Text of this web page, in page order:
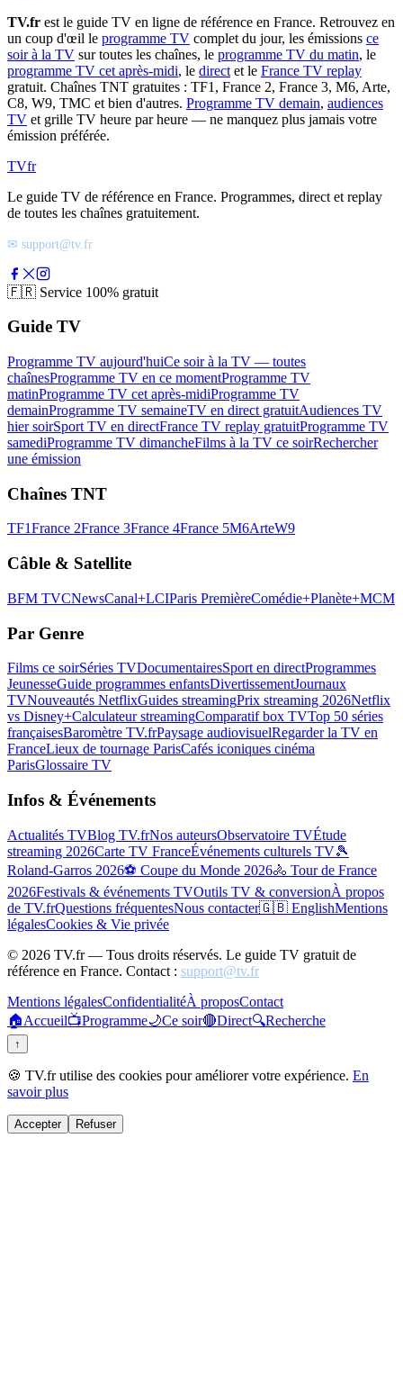
TV.fr est le guide TV en ligne de référence en France. Retrouvez en
un coup d'œil le programme TV complet du jour, les émissions ce
soir à la TV sur toutes les chaînes, le programme TV du matin, le
programme TV cet après-midi, le direct et le France TV replay
gratuit. Chaînes TNT gratuites : TF1, France 2, France 3, M6, Arte,
C8, W9, TMC et bien d'autres. Programme TV demain, audiences
TV et grille TV heure par heure — ne manquez plus jamais votre
émission préférée.
TVfr
Le guide TV de référence en France. Programmes, direct et replay
de toutes les chaînes gratuitement.
✉ support@tv.fr
🇫🇷 Service 100% gratuit
Guide TV
Programme TV aujourd'huiCe soir à la TV — toutes
chaînesProgramme TV en ce momentProgramme TV
matinProgramme TV cet après-midiProgramme TV
demainProgramme TV semaineTV en direct gratuitAudiences TV
hier soirSport TV en directFrance TV replay gratuitProgramme TV
samediProgramme TV dimancheFilms à la TV ce soirRechercher
une émission
Chaînes TNT
TF1France 2France 3France 4France 5M6ArteW9
Câble & Satellite
BFM TVCNewsCanal+LCIParis PremièreComédie+Planète+MCM
Par Genre
Films ce soirSéries TVDocumentairesSport en directProgrammes
JeunesseGuide programmes enfantsDivertissementJournaux
TVNouveautés NetflixGuides streamingPrix streaming 2026Netflix
vs Disney+Calculateur streamingComparatif box TVTop 50 séries
françaisesBaromètre TV.frPaysage audiovisuelRegarder la TV en
FranceLieux de tournage ParisCafés iconiques cinéma
ParisGlossaire TV
Infos & Événements
Actualités TVBlog TV.frNos auteursObservatoire TVÉtude
streaming 2026Carte TV FranceÉvénements culturels TV🎾
Roland-Garros 2026⚽ Coupe du Monde 2026🚴 Tour de France
2026Festivals & événements TVOutils TV & conversionÀ propos
de TV.frQuestions fréquentesNous contacter🇬🇧 EnglishMentions
légalesCookies & Vie privée
© 2026 TV.fr — Tous droits réservés. Le guide TV gratuit de
référence en France. Contact : support@tv.fr
Mentions légalesConfidentialitéÀ proposContact
🏠Accueil📺Programme🌙Ce soir🔴Direct🔍Recherche
↑
🍪 TV.fr utilise des cookies pour améliorer votre expérience. En
savoir plus
Accepter Refuser